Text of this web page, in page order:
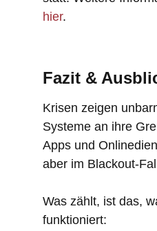
hier.
Fazit &
Krisen zeigen
Systeme an ihre
Apps und
aber im Blackout-
Was zählt, ist das,
funktioniert: